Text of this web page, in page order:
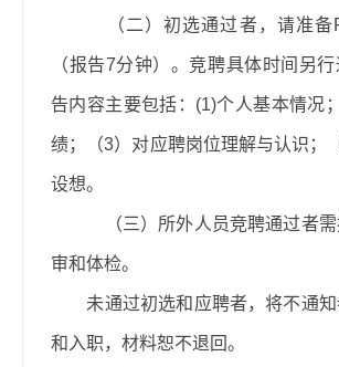
（二）初选通过者，请准备
（报告7分钟）。竞聘具体时间另
告内容主要包括：(1)个人基本情况
绩；（3）对应聘岗位理解与认识；
设想。
（三）所外人员竞聘通过者需
审和体检。
未通过初选和应聘者，将不通知
和入职，材料恕不退回。